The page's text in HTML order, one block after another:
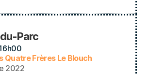
Parc
Quatre Frères Le Blouch
2022